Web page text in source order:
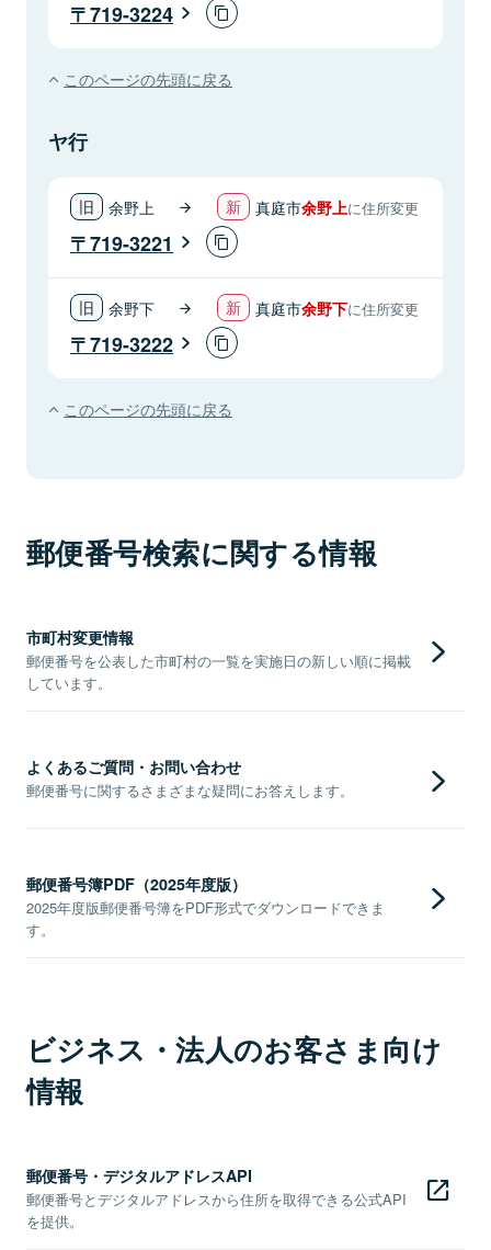
719-3224
このページの先頭に戻る
ヤ行
余野上 真庭市余野上に住所変更
719-3221
余野下 真庭市余野下に住所変更
719-3222
このページの先頭に戻る
郵便番号検索に関する情報
市町村変更情報
郵便番号を公表した市町村の一覧を実施日の新しい順に掲載
しています。
よくあるご質問・お問い合わせ
郵便番号に関するさまざまな疑問にお答えします。
郵便番号簿PDF（2025年度版）
2025年度版郵便番号簿をPDF形式でダウンロードできま
す。
ビジネス・法人のお客さま向け
情報
郵便番号・デジタルアドレスAPI
郵便番号とデジタルアドレスから住所を取得できる公式API
を提供。